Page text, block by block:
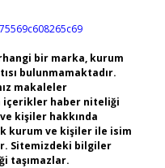
bir marka, kurum
bulunmamaktadır.
makaleler
içerikler haber niteliği
kişiler hakkında
kurum ve kişiler ile isim
Sitemizdeki bilgiler
taşımazlar.